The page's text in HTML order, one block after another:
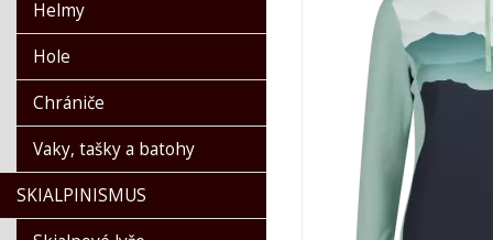
Kästle
Lange
Lasting
Leki
Lenz
Montana
Munkees
Helmy
Hole
Chrániče
Vaky, tašky a batohy
SKIALPINISMUS